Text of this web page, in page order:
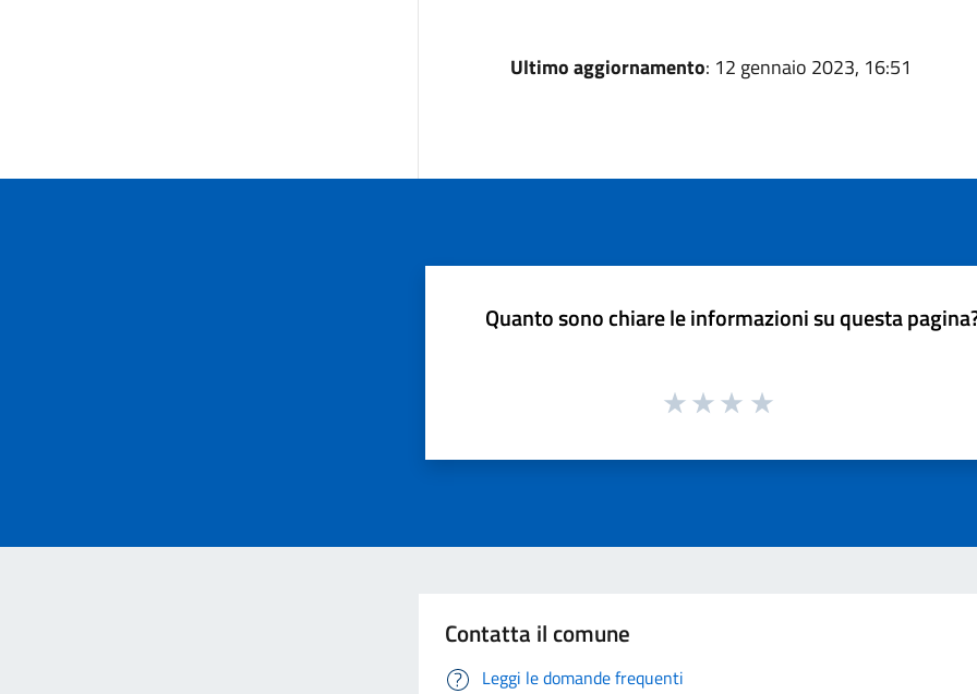
Ultimo aggiornamento: 12 gennaio 2023, 16:51
Quanto sono chiare le informazioni su questa
Contatta il comune
Leggi le domande frequenti